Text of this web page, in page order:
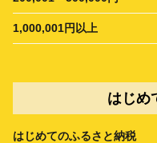
1,000,001円以上
はじめ
はじめてのふるさと納税